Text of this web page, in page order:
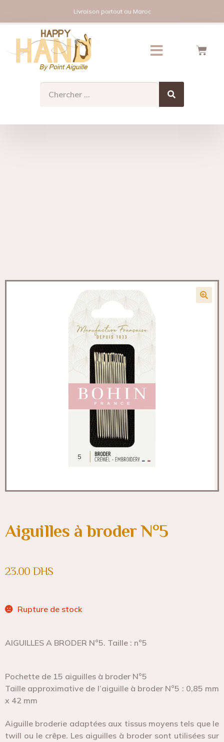
Livraison partout au Maroc
Aiguilles à broder N°5
23.00 DHS
Rupture de stock
AIGUILLES A BRODER N°5. Taille : n°5
Pochette de 15 aiguilles à broder N°5
Taille approximative de l’aiguille à broder N°5 : 0,85 mm
x 42 mm
Aiguille broderie adaptées aux tissus moyens tels que le
twill ou le crêpe. Les aiguilles à broder sont utilisées sur